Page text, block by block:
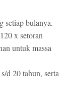
setiap bulanya.
x setoran
untuk massa
d 20 tahun, serta